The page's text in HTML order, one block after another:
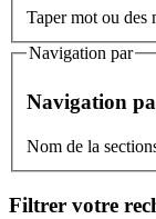
Taper mot ou des
Navigation par
Navigation
Nom de la
Filtrer votre